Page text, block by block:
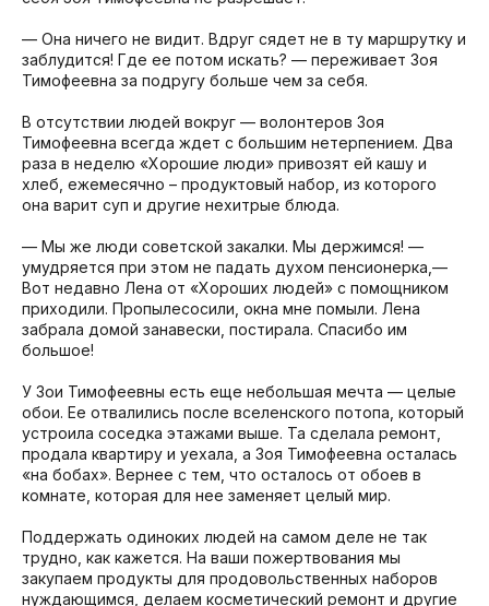
— Она ничего не видит. Вдруг сядет не в ту маршрутку и
заблудится! Где ее потом искать? — переживает Зоя
Тимофеевна за подругу больше чем за себя.
В отсутствии людей вокруг — волонтеров Зоя
Тимофеевна всегда ждет с большим нетерпением. Два
раза в неделю «Хорошие люди» привозят ей кашу и
хлеб, ежемесячно – продуктовый набор, из которого
она варит суп и другие нехитрые блюда.
— Мы же люди советской закалки. Мы держимся! —
умудряется при этом не падать духом пенсионерка,—
Вот недавно Лена от «Хороших людей» с помощником
приходили. Пропылесосили, окна мне помыли. Лена
забрала домой занавески, постирала. Спасибо им
большое!
У Зои Тимофеевны есть еще небольшая мечта — целые
обои. Ее отвалились после вселенского потопа, который
устроила соседка этажами выше. Та сделала ремонт,
продала квартиру и уехала, а Зоя Тимофеевна осталась
«на бобах». Вернее с тем, что осталось от обоев в
комнате, которая для нее заменяет целый мир.
Поддержать одиноких людей на самом деле не так
трудно, как кажется. На ваши пожертвования мы
закупаем продукты для продовольственных наборов
нуждающимся, делаем косметический ремонт и другие